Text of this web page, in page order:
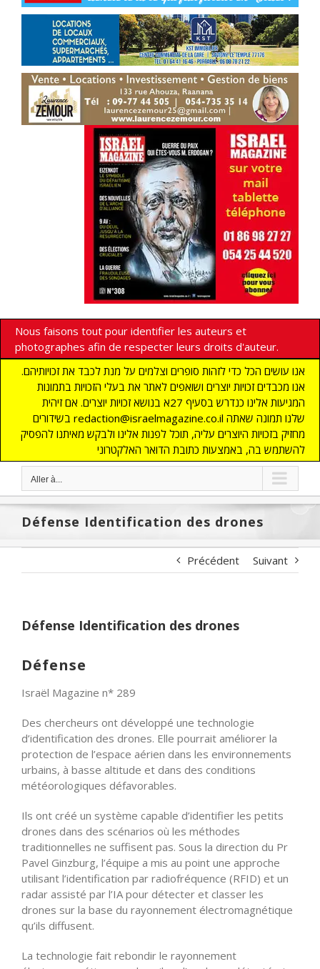
Nous faisons tout pour identifier les auteurs et
photographes afin de respecter leurs droits d'auteur.
אנו עושים הכל כדי לזהות סופרים וצלמים על מנת לכבד את זכויותיהם.
אנו מכבדים זכויות יוצרים ושואפים לאתר את בעלי הזכויות בתמונות
המגיעות אלינו כנדרש בסעיף 27א בנושא זכויות יוצרים. אם זיהית
בשידורים redaction@israelmagazine.co.il שלנו תמונה שאתה
מחזיק בזכויות היוצרים עליה, תוכל לפנות אלינו ולבקש מאיתנו להפסיק
להשתמש בה, באמצעות כתובת הדואר האלקטרוני
Aller à...
Défense Identification des drones
Précédent Suivant
Défense Identification des drones
Défense
Israël Magazine n* 289
Des chercheurs ont développé une technologie
d’identification des drones. Elle pourrait améliorer la
protection de l’espace aérien dans les environnements
urbains, à basse altitude et dans des conditions
météorologiques défavorables.
Ils ont créé un système capable d’identifier les petits
drones dans des scénarios où les méthodes
traditionnelles ne suffisent pas. Sous la direction du Pr
Pavel Ginzburg, l’équipe a mis au point une approche
utilisant l’identification par radiofréquence (RFID) et un
radar assisté par l’IA pour détecter et classer les
drones sur la base du rayonnement électromagnétique
qu’ils diffusent.
La technologie fait rebondir le rayonnement